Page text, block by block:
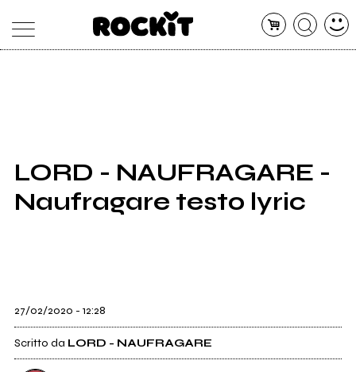
SHOP
RADIO
LORD - NAUFRAGARE -
Naufragare testo lyric
27/02/2020 - 12:28
Scritto da LORD - NAUFRAGARE